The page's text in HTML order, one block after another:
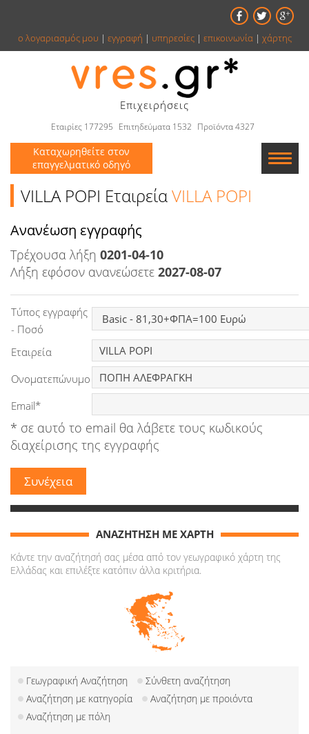
ο λογαριασμός μου | εγγραφή | υπηρεσίες| επικοινωνία| χάρτης
Επιχειρήσεις
Εταιρίες 177295 Επιτηδεύματα 1532 Προϊόντα 4327
Καταχωρηθείτε στον
επαγγελματικό οδηγό
Εταιρείες
Κατάλογος
Αγγελίες
Ειδήσεις
Παιχνίδια
Ραδιόφωνο
Ταινίες
VILLA POPI ΕταιρείαVILLA POPI
Aνανέωση εγγραφής
Τρέχουσα λήξη 0201-04-10
Λήξη εφόσον ανανεώσετε 2027-08-07
Τύπος εγγραφής
- Ποσό
Εταιρεία
Ονοματεπώνυμο
Email*
* σε αυτό το email θα λάβετε τους κωδικούς
διαχείρισης της εγγραφής
ΑΝΑΖΗΤΗΣΗ ΜΕ ΧΑΡΤΗ
Κάντε την αναζήτησή σας μέσα από τον γεωγραφικό χάρτη της
Ελλάδας και επιλέξτε κατόπιν άλλα κριτήρια.
Γεωγραφική Αναζήτηση
Σύνθετη αναζήτηση
Αναζήτηση με κατηγορία
Αναζήτηση με προιόντα
Αναζήτηση με πόλη